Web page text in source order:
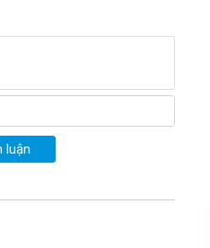
luận